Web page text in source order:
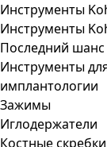
Инструменты
Инструменты
Последний шанс
Инструменты
имплантологии
Зажимы
Иглодержатели
Костные скребки